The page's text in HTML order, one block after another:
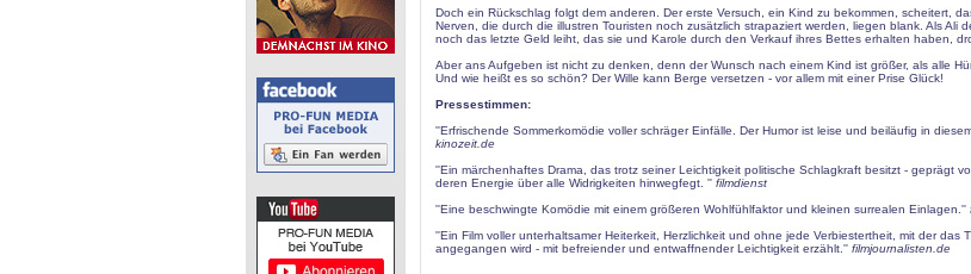
Doch ein Rückschlag folgt dem anderen. Der erste Versuch, ein Kind zu bekommen, scheitert,
Nerven, die durch die illustren Touristen noch zusätzlich strapaziert werden, liegen blank. Als Ali
noch das letzte Geld leiht, das sie und Karole durch den Verkauf ihres Bettes erhalten haben,
Aber ans Aufgeben ist nicht zu denken, denn der Wunsch nach einem Kind ist größer, als alle
Und wie heißt es so schön? Der Wille kann Berge versetzen - vor allem mit einer Prise Glück!
Pressestimmen:
''Erfrischende Sommerkomödie voller schräger Einfälle. Der Humor ist leise und beiläufig in
kinozeit.de
''Ein märchenhaftes Drama, das trotz seiner Leichtigkeit politische Schlagkraft besitzt - geprägt
deren Energie über alle Widrigkeiten hinwegfegt. '' filmdienst
''Eine beschwingte Komödie mit einem größeren Wohlfühlfaktor und kleinen surrealen Einlagen.''
''Ein Film voller unterhaltsamer Heiterkeit, Herzlichkeit und ohne jede Verbiestertheit, mit der das
angegangen wird - mit befreiender und entwaffnender Leichtigkeit erzählt.'' filmjournalisten.de